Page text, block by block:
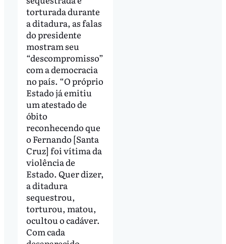
torturada durante
a ditadura, as falas
do presidente
mostram seu
“descompromisso”
com a democracia
no país. “O próprio
Estado já emitiu
um atestado de
óbito
reconhecendo que
o Fernando [Santa
Cruz] foi vítima da
violência de
Estado. Quer dizer,
a ditadura
sequestrou,
torturou, matou,
ocultou o cadáver.
Com cada